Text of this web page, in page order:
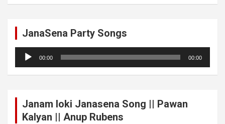
JanaSena Party Songs
Audio
Player
00:00 00:00
Janam loki Janasena Song || Pawan
Kalyan || Anup Rubens